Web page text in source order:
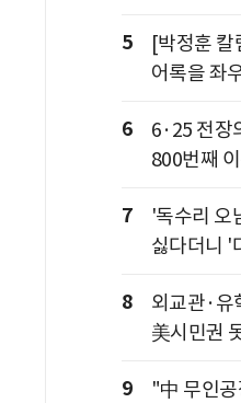
5
[박정훈 칼
어록을 좌
6
6·25 전
800번째
7
'독수리
싫다더니 '
8
외교관·유
美시민권
9
"中 무인